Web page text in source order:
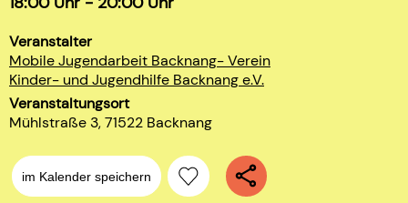
Veranstalter
Mobile Jugendarbeit Backnang- Verein
Kinder- und Jugendhilfe Backnang e.V.
Veranstaltungsort
Mühlstraße 3, 71522 Backnang
im Kalender speichern